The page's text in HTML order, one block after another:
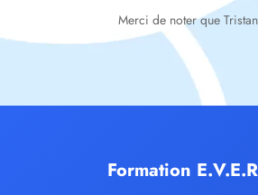
Merci de noter que
Formation E.V.E.R